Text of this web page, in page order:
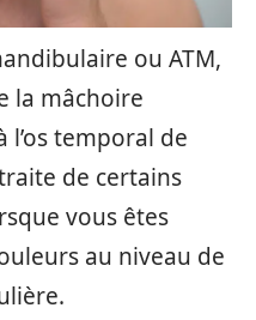
ou ATM,
la mâchoire
temporal de
de certains
vous êtes
au niveau de